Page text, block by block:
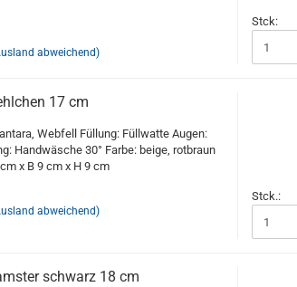
abweichend)
Stck:
17 cm
Webfell Füllung: Füllwatte Augen:
Handwäsche 30° Farbe: beige, rotbraun
x B 9 cm x H 9 cm
abweichend)
Stck.:
schwarz 18 cm